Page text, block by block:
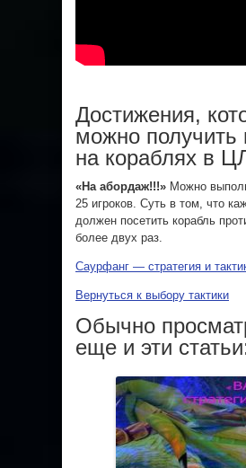
Достижения,
можно
на кораблях в
«На абордаж!!!» Можно
25 игроков. Суть в том, что
должен посетить корабль
более двух раз.
Саурфанг — стратегия и
Вернуться к выбору тактики
Обычно
еще и эти